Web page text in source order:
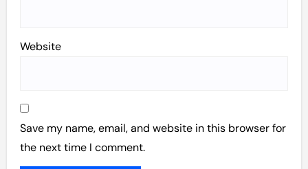
Website
Save my name, email, and website in this browser for
the next time I comment.